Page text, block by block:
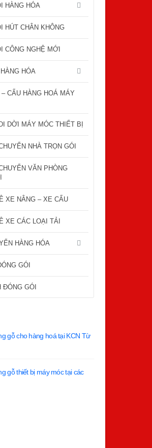
HÀNG HÓA
HÚT CHÂN KHÔNG
CÔNG NGHỆ MỚI
HÓA
– CẨU HÀNG HOÁ MÁY
DỜI MÁY MÓC THIẾT BỊ
NHÀ TRỌN GÓI
VĂN PHÒNG
XE NÂNG – XE CẨU
XE CÁC LOẠI TẢI
HÀNG HÓA
GÓI
ĐÓNG GÓI
gỗ cho hàng hoá tại KCN Từ
gỗ thiết bị máy móc tại các